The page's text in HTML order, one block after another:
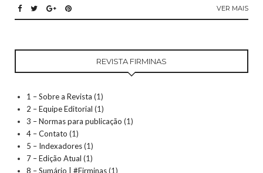
VER MAIS
REVISTA FIRMINAS
1 – Sobre a Revista (1)
2 – Equipe Editorial (1)
3 – Normas para publicação (1)
4 – Contato (1)
5 – Indexadores(1)
7 – Edição Atual (1)
8 – Sumário | #Firminas(1)